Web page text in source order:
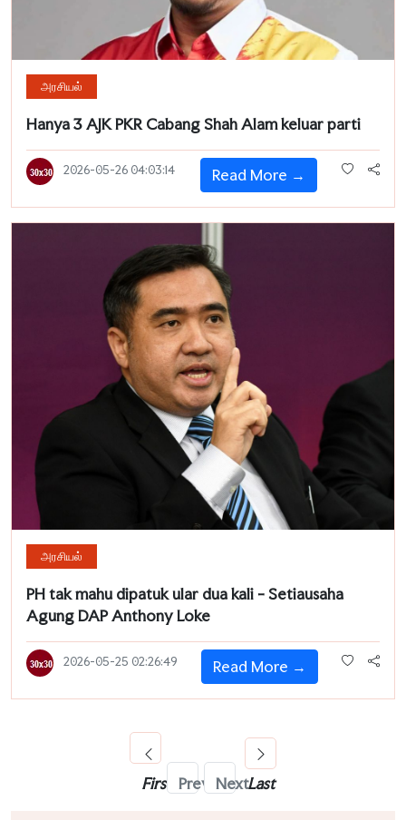
அரசியல்
Hanya 3 AJK PKR Cabang Shah Alam keluar parti
2026-05-26 04:03:14 Read More →
அரசியல்
PH tak mahu dipatuk ular dua kali - Setiausaha
Agung DAP Anthony Loke
2026-05-25 02:26:49 Read More →
First Prev NextLast